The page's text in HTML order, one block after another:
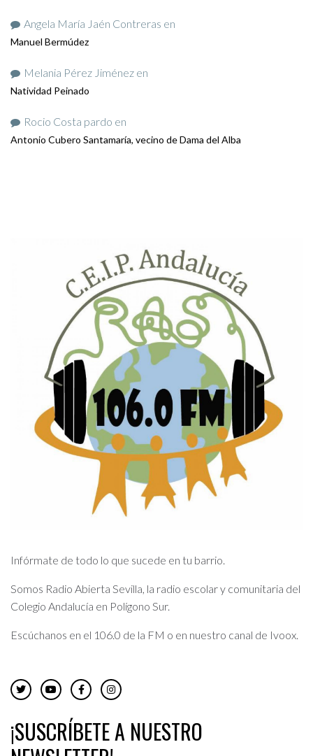
Angela María Jaén Contreras en
Manuel Bermúdez
Melania Pérez Jiménez en
Natividad Peinado
Rocio Costa pardo en
Antonio Cubero Santamaría, vecino de Dama del Alba
Infórmate de todo lo que sucede en tu barrio.
Somos Radio Abierta Sevilla, la radio escolar y comunitaria del
Colegio Andalucía en Polígono Sur.
Escúchanos en el 106.0 de la FM o en nuestro canal de Ivoox.
¡SUSCRÍBETE A NUESTRO